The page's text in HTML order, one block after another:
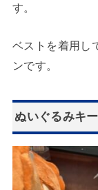
す。
ベストを着用し
ンです。
ぬいぐるみキ